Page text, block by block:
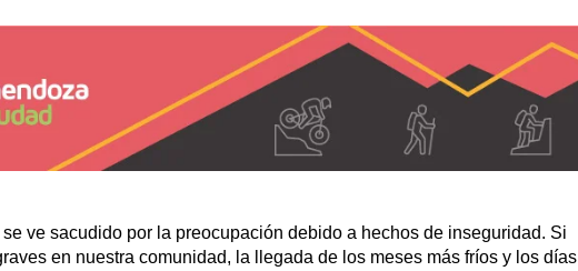
ve sacudido por la preocupación debido a hechos de inseguridad. Si
en nuestra comunidad, la llegada de los meses más fríos y los días